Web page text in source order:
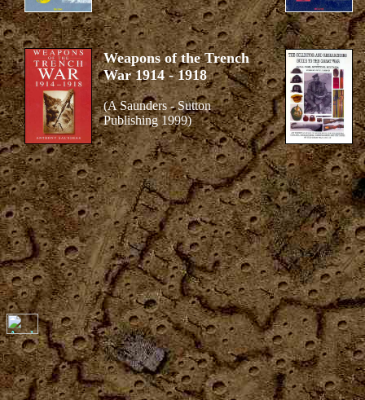
Weapons of the Trench
War 1914 - 1918
(A Saunders - Sutton
Publishing 1999)